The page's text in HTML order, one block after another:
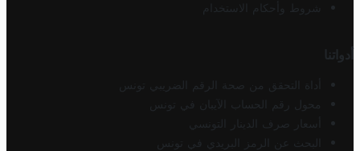
شروط وأحكام الاستخدام
أدواتنا
أداة التحقق من صحة الرقم الضريبي تونس
محول رقم الحساب الآيبان في تونس
أسعار صرف الدينار التونسي
البحث عن الرمز البريدي في تونس